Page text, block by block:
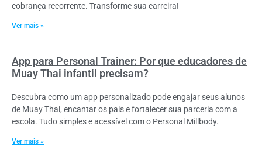
cobrança recorrente. Transforme sua carreira!
Ver mais »
App para Personal Trainer: Por que educadores de
Muay Thai infantil precisam?
Descubra como um app personalizado pode engajar seus alunos
de Muay Thai, encantar os pais e fortalecer sua parceria com a
escola. Tudo simples e acessível com o Personal Millbody.
Ver mais »